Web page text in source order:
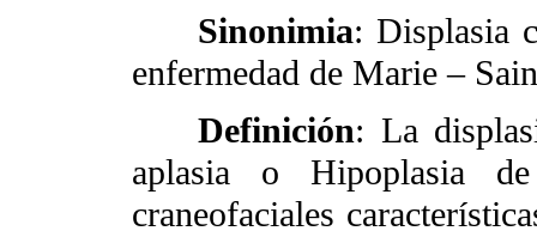
Sinonimia: Displasia
enfermedad de Marie –
Definición: La
aplasia o Hipoplasia
craneofaciales